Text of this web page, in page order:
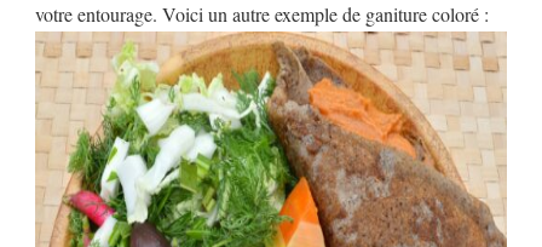
votre entourage. Voici un autre exemple de ganiture coloré :